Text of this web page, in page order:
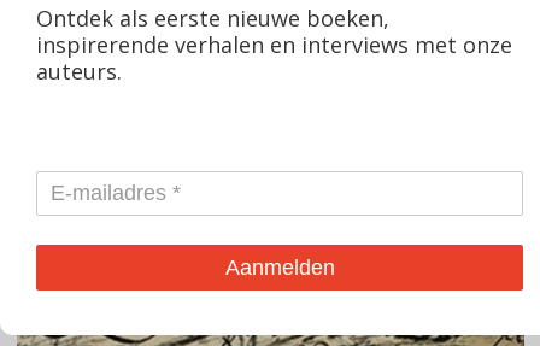
Ontdek als eerste nieuwe boeken,
inspirerende verhalen en interviews met onze
auteurs.
Aanmelden